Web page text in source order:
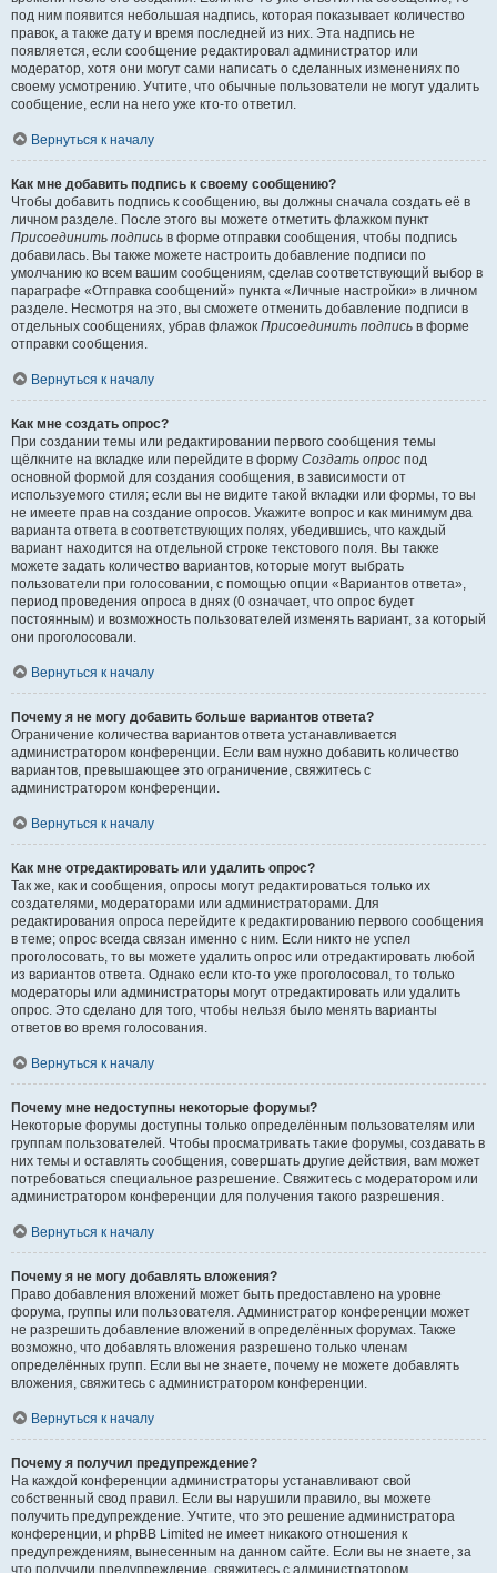
под ним появится небольшая надпись, которая показывает количество
правок, а также дату и время последней из них. Эта надпись не
появляется, если сообщение редактировал администратор или
модератор, хотя они могут сами написать о сделанных изменениях по
своему усмотрению. Учтите, что обычные пользователи не могут удалить
сообщение, если на него уже кто-то ответил.
Вернуться к началу
Как мне добавить подпись к своему сообщению?
Чтобы добавить подпись к сообщению, вы должны сначала создать её в
личном разделе. После этого вы можете отметить флажком пункт
Присоединить подпись в форме отправки сообщения, чтобы подпись
добавилась. Вы также можете настроить добавление подписи по
умолчанию ко всем вашим сообщениям, сделав соответствующий выбор в
параграфе «Отправка сообщений» пункта «Личные настройки» в личном
разделе. Несмотря на это, вы сможете отменить добавление подписи в
отдельных сообщениях, убрав флажок Присоединить подпись в форме
отправки сообщения.
Вернуться к началу
Как мне создать опрос?
При создании темы или редактировании первого сообщения темы
щёлкните на вкладке или перейдите в форму Создать опрос под
основной формой для создания сообщения, в зависимости от
используемого стиля; если вы не видите такой вкладки или формы, то вы
не имеете прав на создание опросов. Укажите вопрос и как минимум два
варианта ответа в соответствующих полях, убедившись, что каждый
вариант находится на отдельной строке текстового поля. Вы также
можете задать количество вариантов, которые могут выбрать
пользователи при голосовании, с помощью опции «Вариантов ответа»,
период проведения опроса в днях (0 означает, что опрос будет
постоянным) и возможность пользователей изменять вариант, за который
они проголосовали.
Вернуться к началу
Почему я не могу добавить больше вариантов ответа?
Ограничение количества вариантов ответа устанавливается
администратором конференции. Если вам нужно добавить количество
вариантов, превышающее это ограничение, свяжитесь с
администратором конференции.
Вернуться к началу
Как мне отредактировать или удалить опрос?
Так же, как и сообщения, опросы могут редактироваться только их
создателями, модераторами или администраторами. Для
редактирования опроса перейдите к редактированию первого сообщения
в теме; опрос всегда связан именно с ним. Если никто не успел
проголосовать, то вы можете удалить опрос или отредактировать любой
из вариантов ответа. Однако если кто-то уже проголосовал, то только
модераторы или администраторы могут отредактировать или удалить
опрос. Это сделано для того, чтобы нельзя было менять варианты
ответов во время голосования.
Вернуться к началу
Почему мне недоступны некоторые форумы?
Некоторые форумы доступны только определённым пользователям или
группам пользователей. Чтобы просматривать такие форумы, создавать в
них темы и оставлять сообщения, совершать другие действия, вам может
потребоваться специальное разрешение. Свяжитесь с модератором или
администратором конференции для получения такого разрешения.
Вернуться к началу
Почему я не могу добавлять вложения?
Право добавления вложений может быть предоставлено на уровне
форума, группы или пользователя. Администратор конференции может
не разрешить добавление вложений в определённых форумах. Также
возможно, что добавлять вложения разрешено только членам
определённых групп. Если вы не знаете, почему не можете добавлять
вложения, свяжитесь с администратором конференции.
Вернуться к началу
Почему я получил предупреждение?
На каждой конференции администраторы устанавливают свой
собственный свод правил. Если вы нарушили правило, вы можете
получить предупреждение. Учтите, что это решение администратора
конференции, и phpBB Limited не имеет никакого отношения к
предупреждениям, вынесенным на данном сайте. Если вы не знаете, за
что получили предупреждение, свяжитесь с администратором